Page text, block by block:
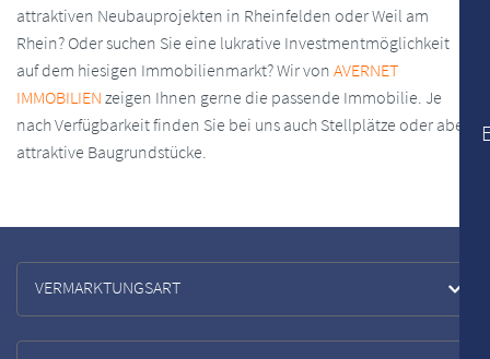
attraktiven Neubauprojekten in Rheinfelden oder Weil am
Rhein? Oder suchen Sie eine lukrative Investmentmöglichkeit
auf dem hiesigen Immobilienmarkt? Wir von AVERNET
IMMOBILIEN zeigen Ihnen gerne die passende Immobilie. Je
nach Verfügbarkeit finden Sie bei uns auch Stellplätze oder aber
attraktive Baugrundstücke.